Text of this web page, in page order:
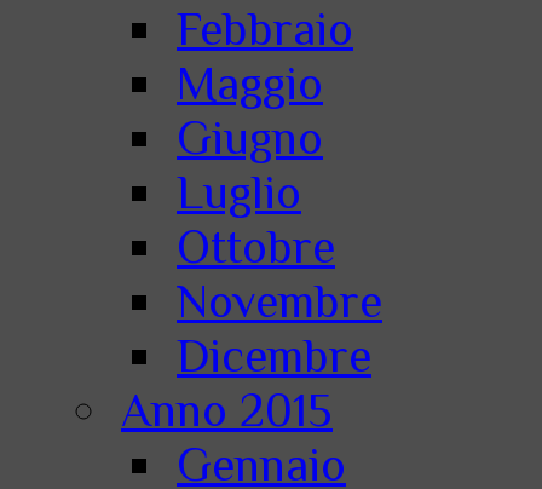
Febbraio
Maggio
Giugno
Luglio
Ottobre
Novembre
Dicembre
Anno 2015
Gennaio